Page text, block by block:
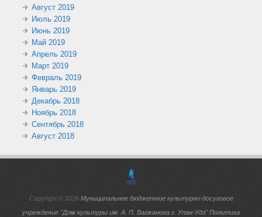
Август 2019
Июль 2019
Июнь 2019
Май 2019
Апрель 2019
Март 2019
Февраль 2019
Январь 2019
Декабрь 2018
Ноябрь 2018
Сентябрь 2018
Август 2018
Copyright © 2026 Муниципальное бюджетное культурно-досуговое
учреждение "Дом культуры им. А. П. Вагжанова г. Улан-Удэ" Политика